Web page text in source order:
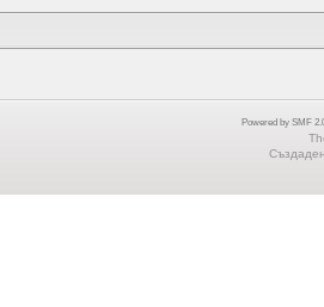
Powered by SMF